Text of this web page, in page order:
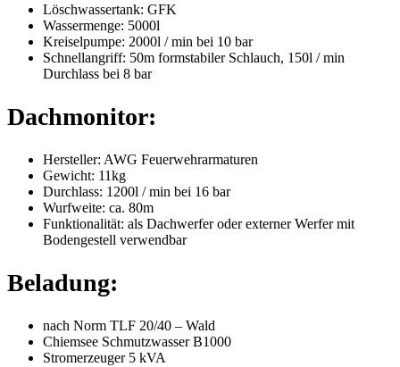
Löschwassertank: GFK
Wassermenge: 5000l
Kreiselpumpe: 2000l / min bei 10 bar
Schnellangriff: 50m formstabiler Schlauch, 150l / min
Durchlass bei 8 bar
Dachmonitor:
Hersteller: AWG Feuerwehrarmaturen
Gewicht: 11kg
Durchlass: 1200l / min bei 16 bar
Wurfweite: ca. 80m
Funktionalität: als Dachwerfer oder externer Werfer mit
Bodengestell verwendbar
Beladung:
nach Norm TLF 20/40 – Wald
Chiemsee Schmutzwasser B1000
Stromerzeuger 5 kVA